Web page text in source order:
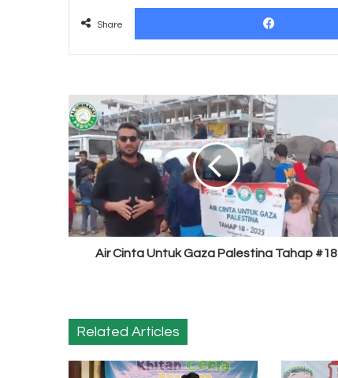
Share
Air
Cinta
Untuk
Gaza
Palestina
Tahap #18
Air Cinta Untuk Gaza Palestina Tahap #18
Related Articles